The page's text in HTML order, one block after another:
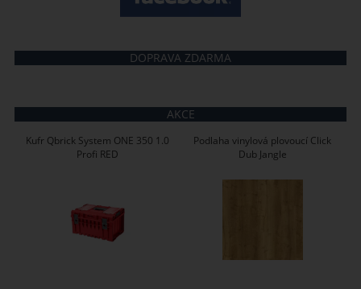
DOPRAVA ZDARMA
AKCE
Kufr Qbrick System ONE 350 1.0
Profi RED
Podlaha vinylová plovoucí Click
Dub Jangle